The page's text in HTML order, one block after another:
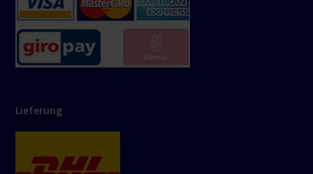
Lieferung